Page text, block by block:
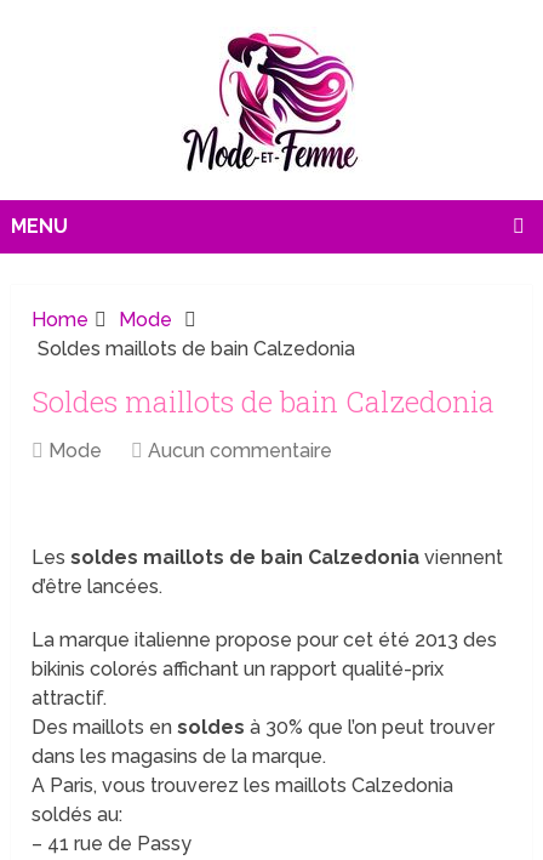
MENU
Home
Mode
Soldes maillots de bain Calzedonia
Soldes maillots de bain Calzedonia
Mode Aucun commentaire
Lessoldes maillots de bain Calzedonia viennent
d’être lancées.
La marque italienne propose pour cet été 2013 des
bikinis colorés affichant un rapport qualité-prix
attractif.
Des maillots ensoldes à 30% que l’on peut trouver
dans les magasins de la marque.
A Paris, vous trouverez les maillots Calzedonia
soldés au:
– 41 rue de Passy